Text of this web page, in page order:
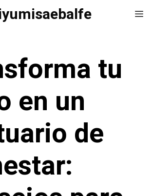
tu
en un
de